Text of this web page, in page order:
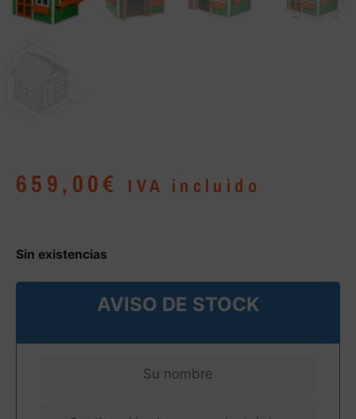
659,00€ IVA incluido
Sin existencias
AVISO DE STOCK